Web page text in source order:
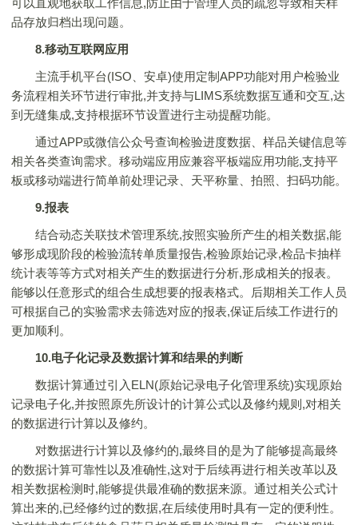
可以直观地获取工作信息,防止由于管理人员的疏忽导致相关样
品存放归档出现问题。
8.移动互联网应用
主流手机平台(ISO、安卓)使用定制APP功能对用户检验业
务流程相关环节进行审批,并支持与LIMS系统数据互通和交互,达
到无缝集成,支持根据环节设置进行主动提醒功能。
通过APP或微信公众号查询检验进度数据、样品关键信息等
相关各类查询需求。移动端应用应兼容平板端应用功能,支持平
板或移动端进行简单前处理记录、天平称量、拍照、扫码功能。
9.报表
结合动态关联技术管理系统,按照实验所产生的相关数据,能
够形成现阶段的检验流转单质量报告,检验原始记录,检品卡抽样
统计表等等方式对相关产生的数据进行分析,形成相关的报表。
能够以任意形式的组合生成想要的报表格式。后期相关工作人员
可根据自己的实验需求去筛选对应的报表,保证后续工作进行的
更加顺利。
10.电子化记录及数据计算和结果的判断
数据计算通过引入ELN(原始记录电子化管理系统)实现原始
记录电子化,并按照原先所设计的计算公式以及修约规则,对相关
的数据进行计算以及修约。
对数据进行计算以及修约的,最终目的是为了能够提高最终
的数据计算可靠性以及准确性,这对于后续再进行相关改革以及
相关数据检测时,能够提供最准确的数据来源。通过相关公式计
算出来的,已经修约过的数据,在后续使用时具有一定的便利性。